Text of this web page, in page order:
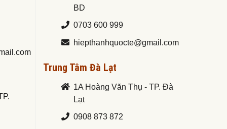
BD
0703 600 999
hiepthanhquocte@gmail.com
Trung Tâm Đà Lạt
1A Hoàng Văn Thụ - TP. Đà
Lạt
0908 873 872